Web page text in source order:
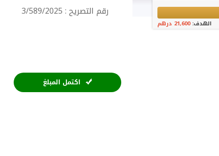
الهدف:21,600 درهم
رقم التصريح : 3/589/2025
اكتمل المبلغ